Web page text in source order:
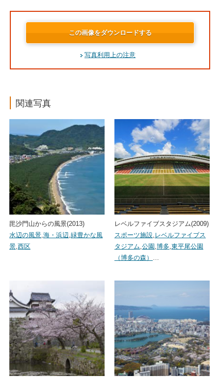
この画像をダウンロードする
写真利用上の注意
関連写真
毘沙門山からの風景(2013)
水辺の風景,海・浜辺,緑豊かな風
景,西区
レベルファイブスタジアム(2009)
スポーツ施設, レベルファイブス
タジアム,公園 ,博多,東平尾公園
（博多の森） …